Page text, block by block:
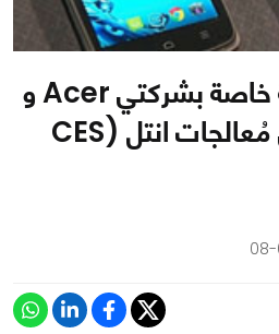
ظهور هواتف ذكية خاصة بشركتي Acer و
Xolo قائمين على مُعالجات انتل (CES